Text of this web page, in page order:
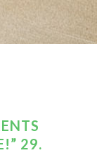
29.